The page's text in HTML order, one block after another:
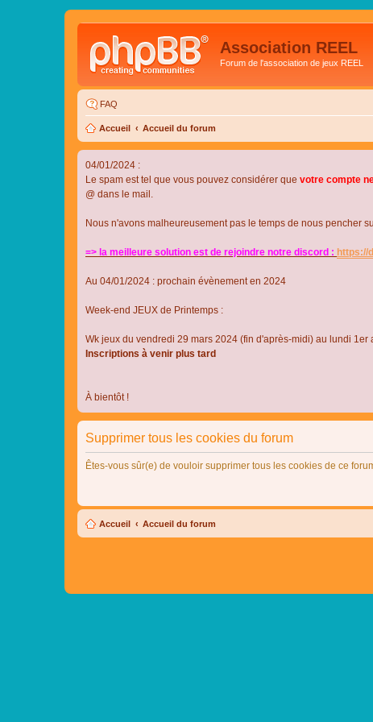
Association REEL
Forum de l'association de jeux REEL
FAQ
Accueil Accueil du forum
04/01/2024 :
Le spam est tel que vous pouvez considérer que votre compte
@ dans le mail.
Nous n'avons malheureusement pas le temps de nous pencher
=> la meilleure solution est de rejoindre notre discord : https://
Au 04/01/2024 : prochain évènement en 2024
Week-end JEUX de Printemps :
Wk jeux du vendredi 29 mars 2024 (fin d'après-midi) au lundi
Inscriptions à venir plus tard
À bientôt !
Supprimer tous les cookies du forum
Êtes-vous sûr(e) de vouloir supprimer tous les cookies de ce
Accueil Accueil du forum